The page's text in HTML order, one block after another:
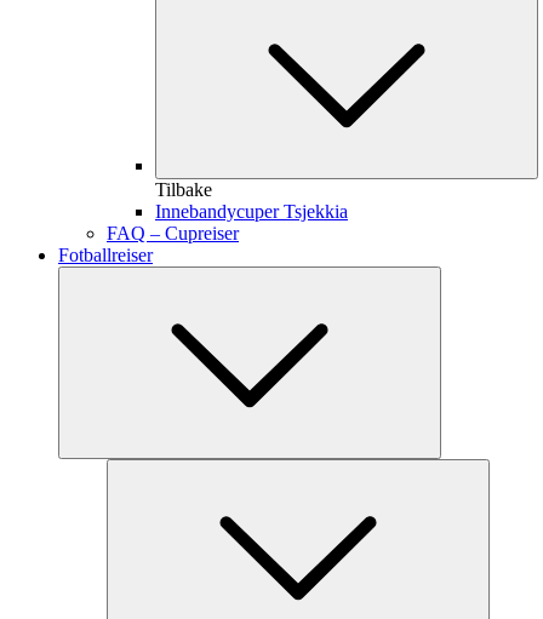
Tilbake
Innebandycuper Tsjekkia
FAQ – Cupreiser
Fotballreiser